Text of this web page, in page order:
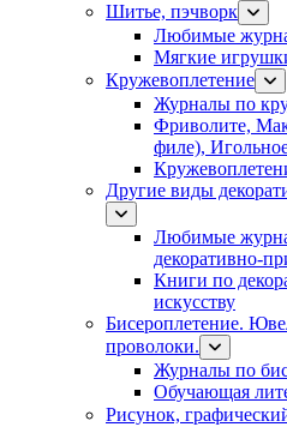
Шитье, пэчворк
Любимые
Мягкие
Кружевоплетение
Журналы по
Фриволите,
филе),
Другие виды
Любимые
декоративно-
Книги по
искусству
Бисероплетение.
проволоки.
Журналы по
Обучающая
Рисунок,